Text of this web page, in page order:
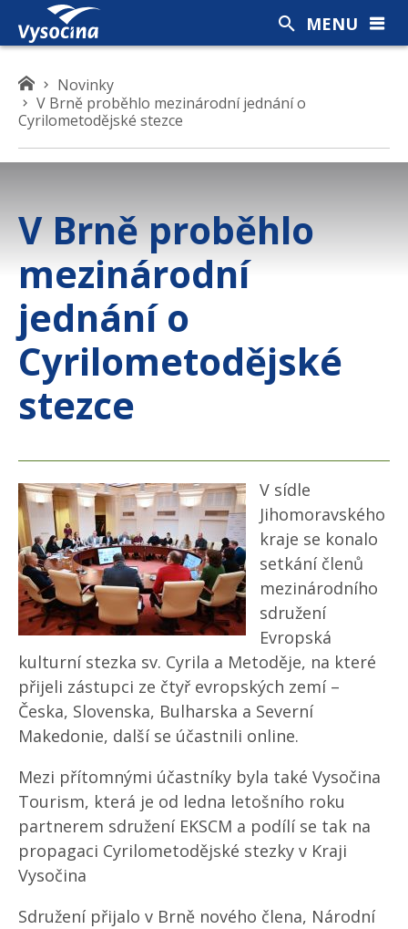
K
d
e
s
a
c
z
t
e
Novinky
V Brně proběhlo mezinárodní jednání o
Cyrilometodějské stezce
V Brně proběhlo
mezinárodní
jednání o
Cyrilometodějské
stezce
V sídle
Jihomoravského
kraje se konalo
setkání členů
mezinárodního
sdružení
Evropská
kulturní stezka sv. Cyrila a Metoděje, na které
přijeli zástupci ze čtyř evropských zemí –
Česka, Slovenska, Bulharska a Severní
Makedonie, další se účastnili online.
Mezi přítomnými účastníky byla také Vysočina
Tourism, která je od ledna letošního roku
partnerem sdružení EKSCM a podílí se tak na
propagaci Cyrilometodějské stezky v Kraji
Vysočina
Sdružení přijalo v Brně nového člena, Národní
MENU